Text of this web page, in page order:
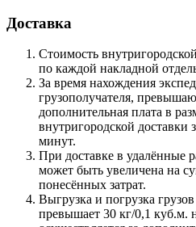
Доставка
Стоимость
по каждой накладной
За время нахождения
грузополучателя,
дополнительная плата в
внутригородской
минут.
При доставке в удалённые
может быть увеличена на
понесённых затрат.
Выгрузка и погрузка
превышает 30 кг/0,1 куб.м.